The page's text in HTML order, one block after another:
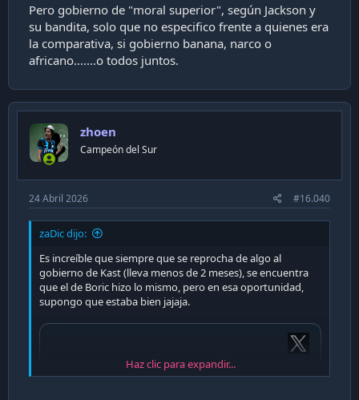
Pero gobierno de "moral superior", según Jackson y
su bandita, solo que no especifico frente a quienes era
la comparativa, si gobierno banana, narco o
africano.......o todos juntos.
zhoen
Campeón del Sur
24 Abril 2026 #16.040
zaDic dijo:
Es increíble que siempre que se reprocha de algo al
gobierno de Kast (lleva menos de 2 meses), se encuentra
que el de Boric hizo lo mismo, pero en esa oportunidad,
supongo que estaba bien jajaja.
Haz clic para expandir...